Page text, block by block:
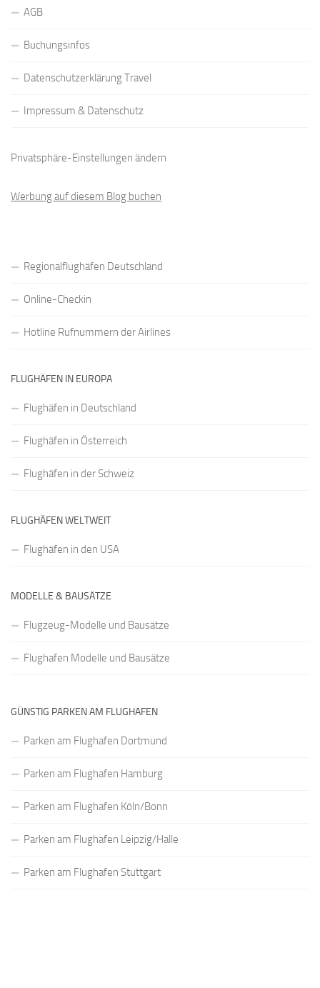
AGB
Buchungsinfos
Datenschutzerklärung Travel
Impressum & Datenschutz
Privatsphäre-Einstellungen ändern
Werbung auf diesem Blog buchen
Regionalflughäfen Deutschland
Online-Checkin
Hotline Rufnummern der Airlines
FLUGHÄFEN IN EUROPA
Flughäfen in Deutschland
Flughäfen in Österreich
Flughäfen in der Schweiz
FLUGHÄFEN WELTWEIT
Flughäfen in den USA
MODELLE & BAUSÄTZE
Flugzeug-Modelle und Bausätze
Flughafen Modelle und Bausätze
GÜNSTIG PARKEN AM FLUGHAFEN
Parken am Flughafen Dortmund
Parken am Flughafen Hamburg
Parken am Flughafen Köln/Bonn
Parken am Flughafen Leipzig/Halle
Parken am Flughafen Stuttgart